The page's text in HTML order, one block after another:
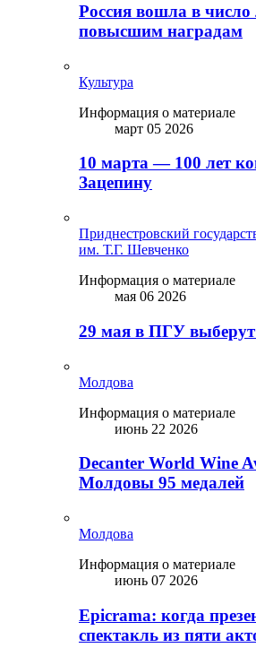
Россия вошла в число
повысшим наградам
Культура
Информация о материале
март 05 2026
10 марта — 100 лет
Зацепину
Приднестровский
им. Т.Г. Шевченко
Информация о материале
мая 06 2026
29 мая в ПГУ выберут
Молдова
Информация о материале
июнь 22 2026
Decanter World Wine
Молдовы 95 медалей
Молдова
Информация о материале
июнь 07 2026
Epicrama: когда
спектакль из пяти